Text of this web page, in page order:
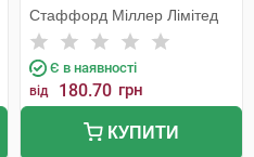
туба
Стаффорд Міллер Лімітед
Є в наявності
від 180.70 грн
КУПИТИ